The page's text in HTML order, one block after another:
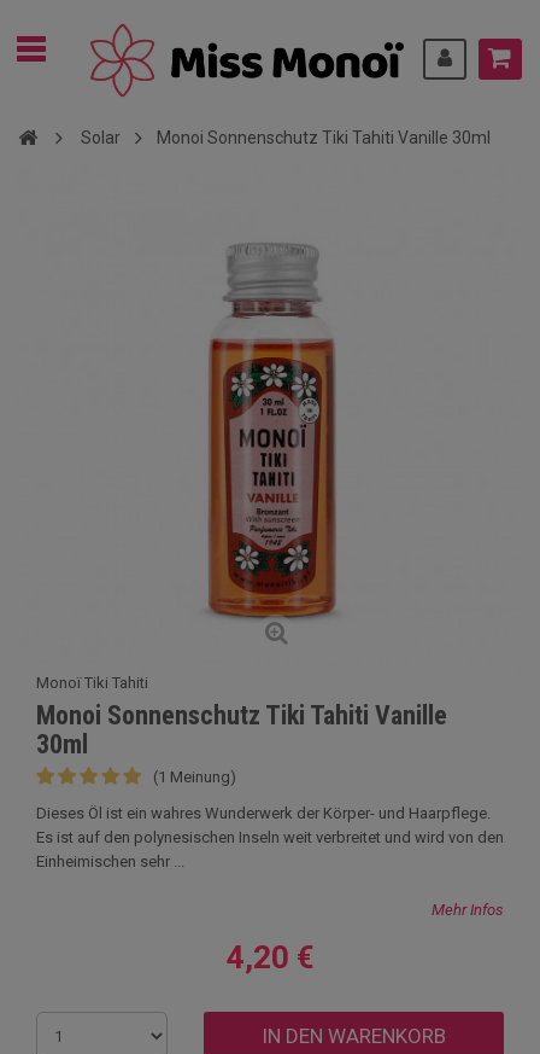
Solar Monoi Sonnenschutz Tiki Tahiti Vanille 30ml
Monoï Tiki Tahiti
Monoi Sonnenschutz Tiki Tahiti Vanille
30ml
(1 Meinung)
Dieses Öl ist ein wahres Wunderwerk der Körper- und Haarpflege.
Es ist auf den polynesischen Inseln weit verbreitet und wird von den
Einheimischen sehr ...
Mehr Infos
4,20 €
IN DEN WARENKORB